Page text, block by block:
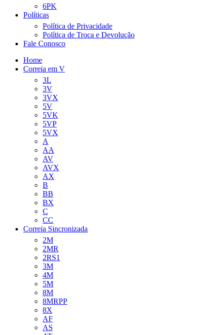
6PK
Políticas
Política de Privacidade
Política de Troca e Devolução
Fale Conosco
Home
Correia em V
3L
3V
3VX
5V
5VK
5VP
5VX
A
AA
AV
AVX
AX
B
BB
BX
C
CC
Correia Sincronizada
2M
2MR
2RS1
3M
4M
5M
8M
8MRPP
8X
AF
AS